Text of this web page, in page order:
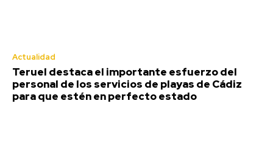
Actualidad
Teruel destaca el importante esfuerzo del
personal de los servicios de playas de Cádiz
para que estén en perfecto estado